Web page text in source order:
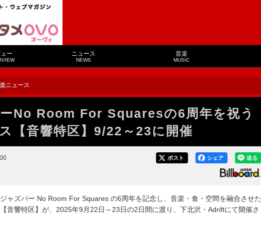
ー ニュース
NEWS
音楽
MUSIC
ニュース
No Room For Squaresの6周年を祝う
【音響特区】9/22～23に開催
送る
シェア
ポスト
ャズバー No Room For Squares の6周年を記念し、音楽・食・空間を融合させた
音響特区】が、2025年9月22日～23日の2日間に渡り、下北沢・Adriftにて開催さ